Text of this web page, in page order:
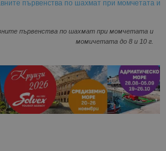
първенства по шахмат при момчетата и
момичетата до 8 и 10 г.